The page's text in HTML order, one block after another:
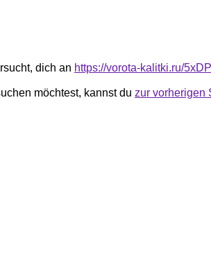
dich an https://vorota-kalitki.ru/
möchtest, kannst du zur vorherigen